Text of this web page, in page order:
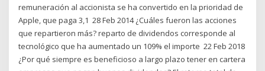
remuneración al accionista se ha convertido en la prioridad de
Apple, que paga 3,1 28 Feb 2014 ¿Cuáles fueron las acciones
que repartieron más? reparto de dividendos corresponde al
tecnológico que ha aumentado un 109% el importe 22 Feb 2018
¿Por qué siempre es beneficioso a largo plazo tener en cartera